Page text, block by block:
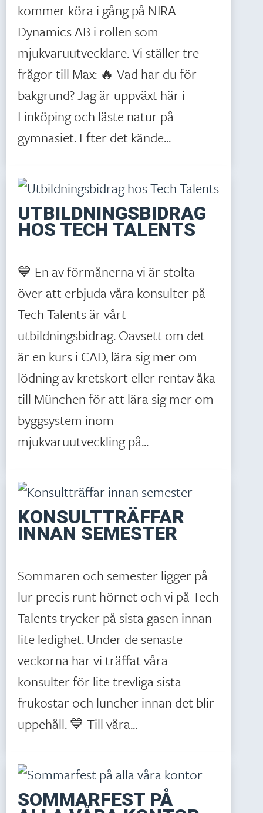
kommer köra i gång på NIRA
Dynamics AB i rollen som
mjukvaruutvecklare. Vi ställer tre
frågor till Max: 🔥 Vad har du för
bakgrund? Jag är uppväxt här i
Linköping och läste natur på
gymnasiet. Efter det kände...
UTBILDNINGSBIDRAG
HOS TECH TALENTS
💙 En av förmånerna vi är stolta
över att erbjuda våra konsulter på
Tech Talents är vårt
utbildningsbidrag. Oavsett om det
är en kurs i CAD, lära sig mer om
lödning av kretskort eller rentav åka
till München för att lära sig mer om
byggsystem inom
mjukvaruutveckling på...
KONSULTTRÄFFAR
INNAN SEMESTER
Sommaren och semester ligger på
lur precis runt hörnet och vi på Tech
Talents trycker på sista gasen innan
lite ledighet. Under de senaste
veckorna har vi träffat våra
konsulter för lite trevliga sista
frukostar och luncher innan det blir
uppehåll. 💙 Till våra...
SOMMARFEST PÅ